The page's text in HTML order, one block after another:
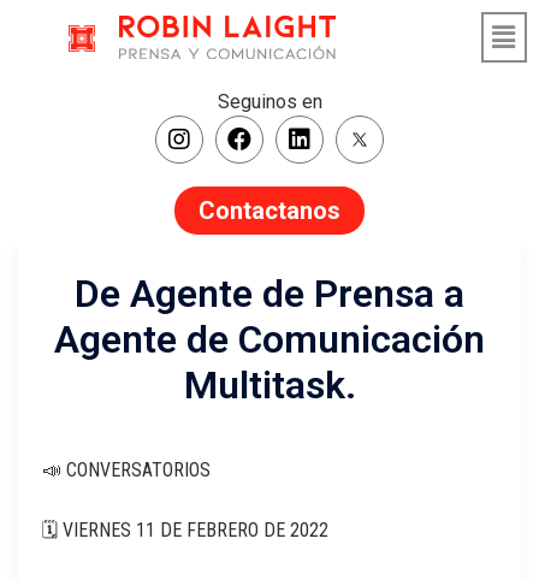
Seguinos en
Contactanos
De Agente de Prensa a
Agente de Comunicación
Multitask.
📣 CONVERSATORIOS
🗓 VIERNES 11 DE FEBRERO DE 2022